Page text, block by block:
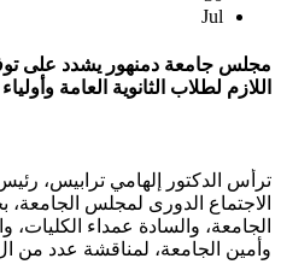
Jul
مجلس جامعة دمنهور يشدد على
اللازم لطلاب الثانوية العامة
ترأس الدكتور إلهامي ترابيس،
الاجتماع الدورى لمجلس
الجامعة، والسادة عمداء
وأمين الجامعة، لمناقشة عدد من